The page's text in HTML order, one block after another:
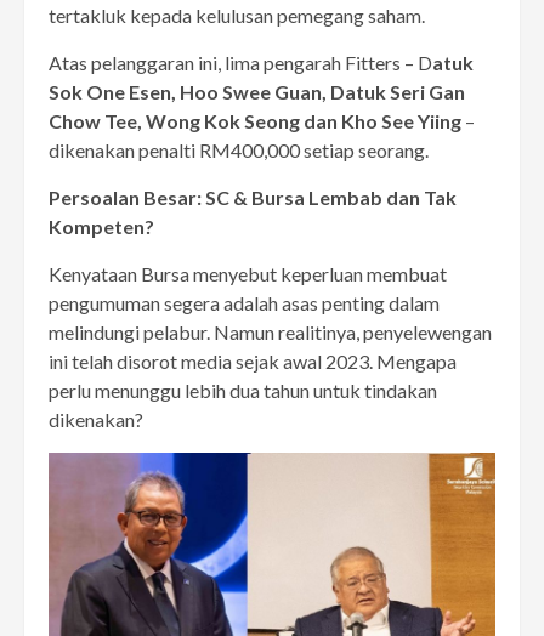
tertakluk kepada kelulusan pemegang saham.
Atas pelanggaran ini, lima pengarah Fitters – Datuk
Sok One Esen, Hoo Swee Guan, Datuk Seri Gan
Chow Tee, Wong Kok Seong dan Kho See Yiing –
dikenakan penalti RM400,000 setiap seorang.
Persoalan Besar: SC & Bursa Lembab dan Tak
Kompeten?
Kenyataan Bursa menyebut keperluan membuat
pengumuman segera adalah asas penting dalam
melindungi pelabur. Namun realitinya, penyelewengan
ini telah disorot media sejak awal 2023. Mengapa
perlu menunggu lebih dua tahun untuk tindakan
dikenakan?